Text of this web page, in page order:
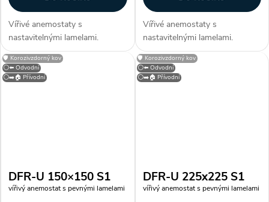
Vířivé anemostaty s
nastavitelnými lamelami.
Konstrukce Anemostaty jsou
vyrobeny z galvanizovaného
plechu opatřeného bílou
Vířivé anemostaty s
nastavitelnými lamelami.
Konstrukce Anemostaty jsou
vyrobeny z galvanizovaného
plechu opatřeného bílou
⚪⬅️ Odvodní
⚪➡️🏠 Přívodní
🛡️ Korozivzdorný kov
DFR-U 150×150 S1
vířivý anemostat s pevnými lamelami
⚪⬅️ Odvodní
⚪➡️🏠 Přívodní
🛡️ Korozivzdorný kov
DFR-U 225x225 S1
vířivý anemostat s pevnými lamelami